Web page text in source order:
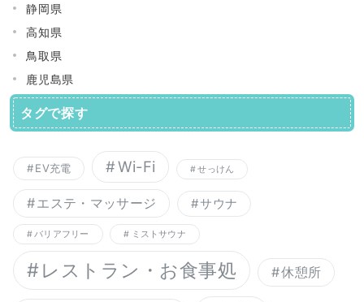
静岡県
高知県
鳥取県
鹿児島県
タグで探す
EV充電 Wi-Fi せっけん
エステ・マッサージ サウナ
バリアフリー ミストサウナ
レストラン・お食事処 休憩所